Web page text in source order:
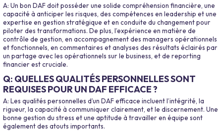
A: Un bon DAF doit posséder une solide compréhension financière, une
capacité à anticiper les risques, des compétences en leadership et une
expertise en gestion stratégique et en conduite du changement pour
piloter des transformations. De plus, l’expérience en matière de
contrôle de gestion, en accompagnement des managers opérationnels
et fonctionnels, en commentaires et analyses des résultats éclairés par
un partage avec les opérationnels sur le business, et de reporting
financier est cruciale.
Q: QUELLES QUALITÉS PERSONNELLES SONT
REQUISES POUR UN DAF EFFICACE ?
A: Les qualités personnelles d’un DAF efficace incluent l’intégrité, la
rigueur, la capacité à communiquer clairement, et le discernement. Une
bonne gestion du stress et une aptitude à travailler en équipe sont
également des atouts importants.